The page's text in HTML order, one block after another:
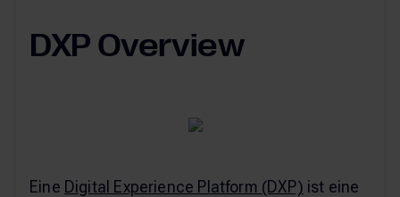
DXP Overview
Eine Digital Experience Platform (DXP) ist eine